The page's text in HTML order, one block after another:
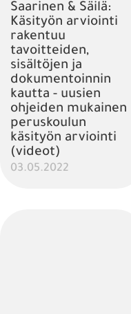
Saarinen & Säilä:
Käsityön arviointi
rakentuu
tavoitteiden,
sisältöjen ja
dokumentoinnin
kautta - uusien
ohjeiden mukainen
peruskoulun
käsityön arviointi
(videot)
03.05.2022